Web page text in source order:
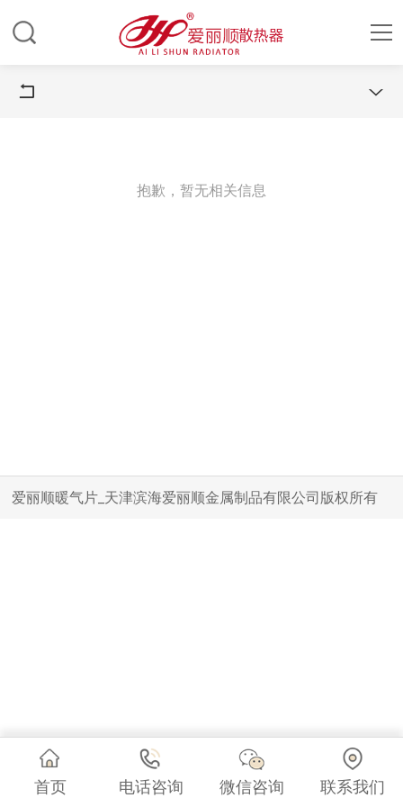
 
抱歉，暂无相关信息
爱丽顺暖气片_天津滨海爱丽顺金属制品有限公司版权所有
首页 电话咨询 微信咨询 联系我们